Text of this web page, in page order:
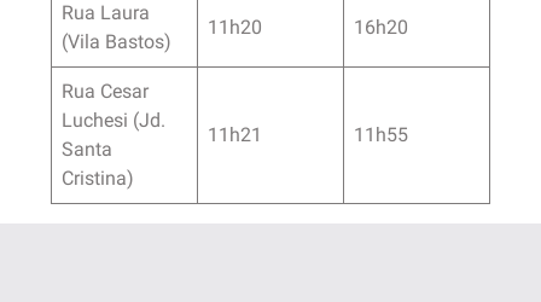
Rua Laura
(Vila Bastos)
11h20 16h20
Rua Cesar
Luchesi (Jd.
Santa
Cristina)
11h21 11h55